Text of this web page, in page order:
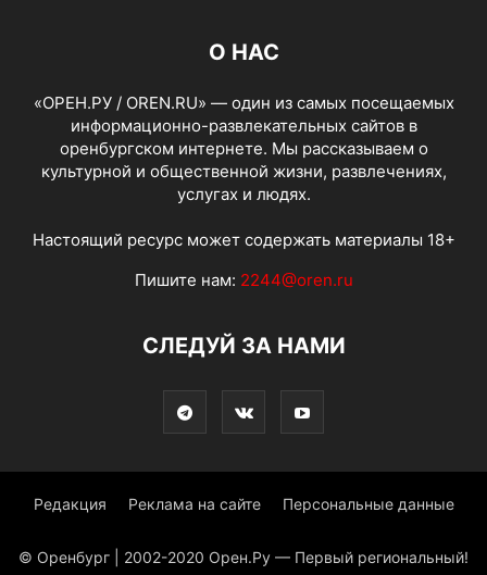
О НАС
«ОРЕН.РУ / OREN.RU» — один из самых посещаемых
информационно-развлекательных сайтов в
оренбургском интернете. Мы рассказываем о
культурной и общественной жизни, развлечениях,
услугах и людях.
Настоящий ресурс может содержать материалы 18+
Пишите нам: 2244@oren.ru
СЛЕДУЙ ЗА НАМИ
Редакция Реклама на сайте Персональные данные
© Оренбург | 2002-2020 Орен.Ру — Первый региональный!